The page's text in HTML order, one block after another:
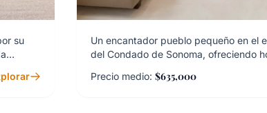
su
Un encantador pueblo pequeño en el
del Condado de Sonoma, ofreciendo
Precio medio: $635,000